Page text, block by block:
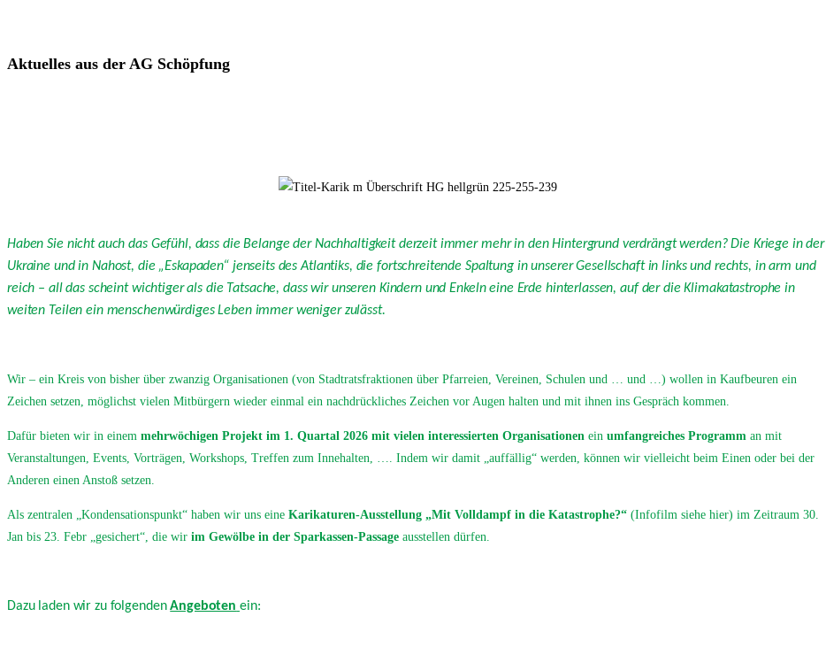
Aktuelles aus der AG Schöpfung
Haben Sie nicht auch das Gefühl, dass die Belange der Nachhaltigkeit derzeit immer mehr in den Hintergrund verdrängt werden? Die Kriege in der
Ukraine und in Nahost, die „Eskapaden“ jenseits des Atlantiks, die fortschreitende Spaltung in unserer Gesellschaft in links und rechts, in arm und
reich – all das scheint wichtiger als die Tatsache, dass wir unseren Kindern und Enkeln eine Erde hinterlassen, auf der die Klimakatastrophe in
weiten Teilen ein menschenwürdiges Leben immer weniger zulässt.
Wir – ein Kreis von bisher über zwanzig Organisationen (von Stadtratsfraktionen über Pfarreien, Vereinen, Schulen und … und …) wollen in Kaufbeuren ein
Zeichen setzen, möglichst vielen Mitbürgern wieder einmal ein nachdrückliches Zeichen vor Augen halten und mit ihnen ins Gespräch kommen.
Dafür bieten wir in einem mehrwöchigen Projekt im 1. Quartal 2026 mit vielen interessierten Organisationen ein umfangreiches Programm an mit
Veranstaltungen, Events, Vorträgen, Workshops, Treffen zum Innehalten, …. Indem wir damit „auffällig“ werden, können wir vielleicht beim Einen oder bei der
Anderen einen Anstoß setzen.
Als zentralen „Kondensationspunkt“ haben wir uns eine Karikaturen-Ausstellung „Mit Volldampf in die Katastrophe?“ (Infofilm siehe hier) im Zeitraum 30.
Jan bis 23. Febr „gesichert“, die wir im Gewölbe in der Sparkassen-Passage ausstellen dürfen.
Dazu laden wir zu folgendenAngeboten ein: